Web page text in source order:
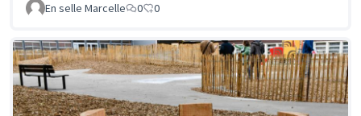
En selle Marcelle
0 0